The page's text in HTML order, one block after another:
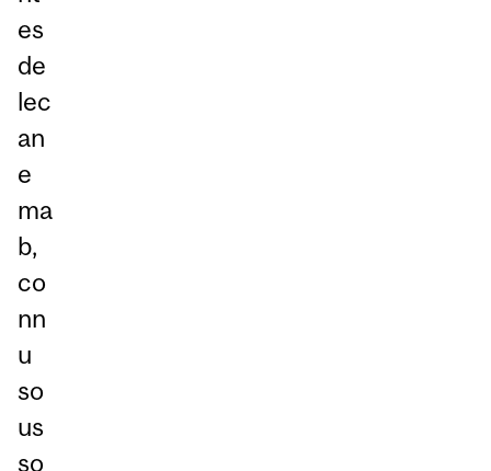
es
de
lec
an
e
ma
b,
co
nn
u
so
us
so